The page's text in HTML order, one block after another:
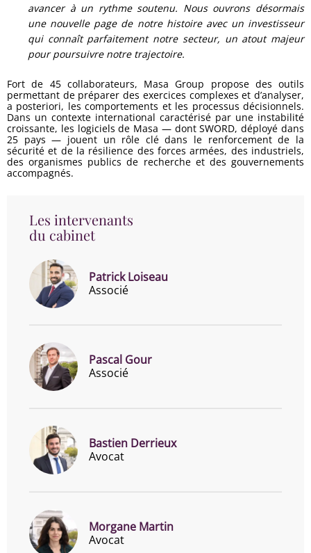
Les intervenants
du cabinet
Patrick Loiseau
Associé
Pascal Gour
Associé
Bastien Derrieux
Avocat
Morgane Martin
Avocat
avancer à un rythme soutenu. Nous ouvrons désormais
une nouvelle page de notre histoire avec un investisseur
qui connaît parfaitement notre secteur, un atout majeur
pour poursuivre notre trajectoire.
Fort de 45 collaborateurs, Masa Group propose des outils
permettant de préparer des exercices complexes et d’analyser,
a posteriori, les comportements et les processus décisionnels.
Dans un contexte international caractérisé par une instabilité
croissante, les logiciels de Masa — dont SWORD, déployé dans
25 pays — jouent un rôle clé dans le renforcement de la
sécurité et de la résilience des forces armées, des industriels,
des organismes publics de recherche et des gouvernements
accompagnés.